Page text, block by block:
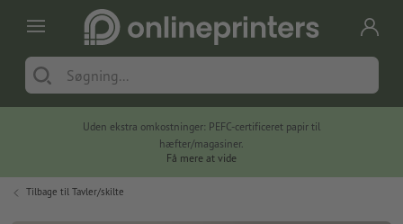
Uden ekstra omkostninger: PEFC-certificeret papir til
hæfter/magasiner.
Få mere at vide
Tilbage til Tavler/skilte